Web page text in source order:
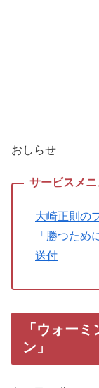
おしらせ
大崎正則の
「勝つため
送付
「ウォー
ン」